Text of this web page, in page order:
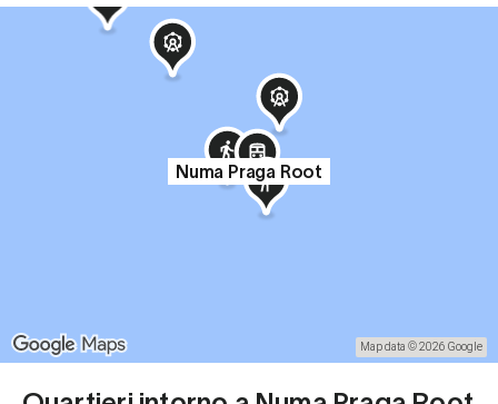
Numa Praga Root
Map data © 2026 Google